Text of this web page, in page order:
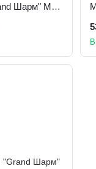
Рідке туалетне мило ТМ "Grand Шарм" MAXI Бавовна, дой-пак, 500мл